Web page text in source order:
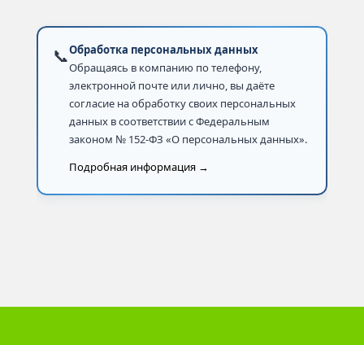
📞Обработка персональных данных
Обращаясь в компанию по телефону,
электронной почте или лично, вы даёте
согласие на обработку своих персональных
данных в соответствии с Федеральным
законом № 152-ФЗ «О персональных данных».
Подробная информация →